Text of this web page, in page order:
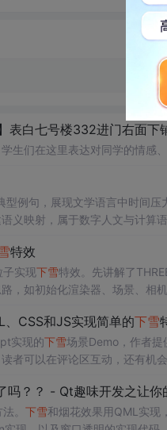
表白七号楼332进门右面下
生们在这里表达对同学的情感
型例句，展现文学语言中时间
义映射，属于数字人文与计算
特效
实现下雪特效。先讲解了
，如初始化渲染器、场景、相
CSS和JS实现简单的下雪
实现的下雪场景Demo，作者提
者可以在评论区互动，还有机会
吗？？ - Qt趣味开发之让你
。 下雪和烟花效果用QML实现，